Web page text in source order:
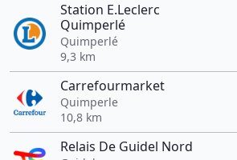
Station E.Leclerc
Quimperlé
Quimperlé
9,3 km
Carrefourmarket
Quimperle
10,8 km
Relais De Guidel Nord